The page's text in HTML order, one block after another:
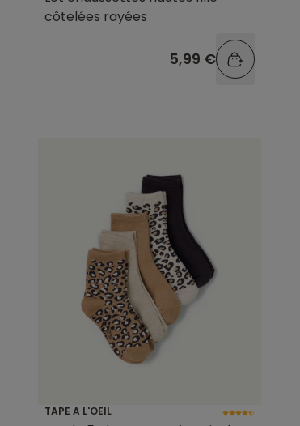
côtelées rayées
5,99 €
TAPE A L'OEIL